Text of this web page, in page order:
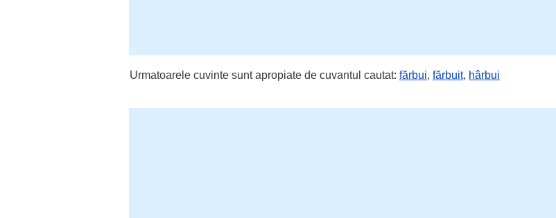
Urmatoarele cuvinte sunt apropiate de cuvantul cautat: fărbui, fărbuit, hârbui